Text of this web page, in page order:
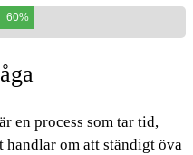
60%
en process som tar tid,
handlar om att ständigt öva